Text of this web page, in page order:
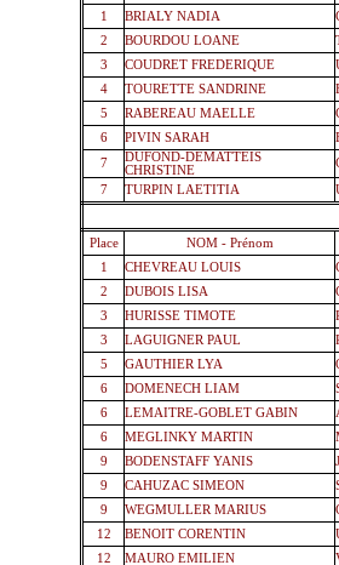
1
BRIALY NADIA
2
BOURDOU LOANE
3
COUDRET FREDERIQUE
4
TOURETTE SANDRINE
5
RABEREAU MAELLE
6
PIVIN SARAH
7
DUFOND-DEMATTEIS
CHRISTINE
7
TURPIN LAETITIA
Place
NOM - Prénom
1
CHEVREAU LOUIS
2
DUBOIS LISA
3
HURISSE TIMOTE
3
LAGUIGNER PAUL
5
GAUTHIER LYA
6
DOMENECH LIAM
6
LEMAITRE-GOBLET GABIN
6
MEGLINKY MARTIN
9
BODENSTAFF YANIS
9
CAHUZAC SIMEON
9
WEGMULLER MARIUS
12
BENOIT CORENTIN
12
MAURO EMILIEN